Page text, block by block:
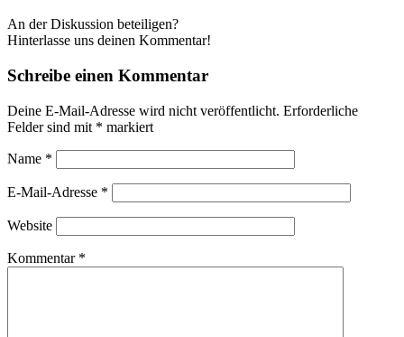
An der Diskussion beteiligen?
Hinterlasse uns deinen Kommentar!
Schreibe einen Kommentar
Deine E-Mail-Adresse wird nicht veröffentlicht. Erforderliche
Felder sind mit * markiert
Name *
E-Mail-Adresse *
Website
Kommentar *